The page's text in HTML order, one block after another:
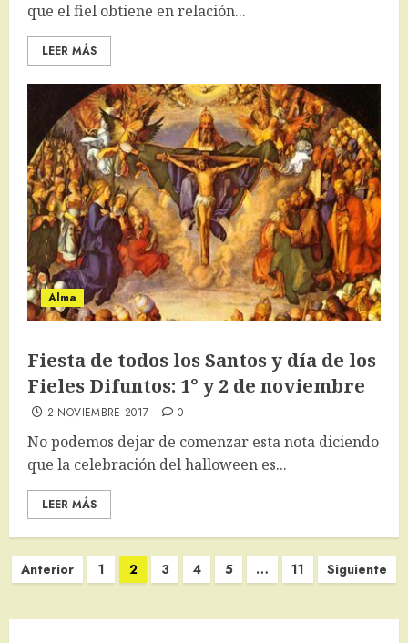
que el fiel obtiene en relación...
LEER MÁS
Alma
Fiesta de todos los Santos y día de los
Fieles Difuntos: 1° y 2 de noviembre
2 NOVIEMBRE 2017 0
No podemos dejar de comenzar esta nota diciendo
que la celebración del halloween es...
LEER MÁS
Paginación
entradas
Anterior 1 2 3 4 5 … 11 Siguiente